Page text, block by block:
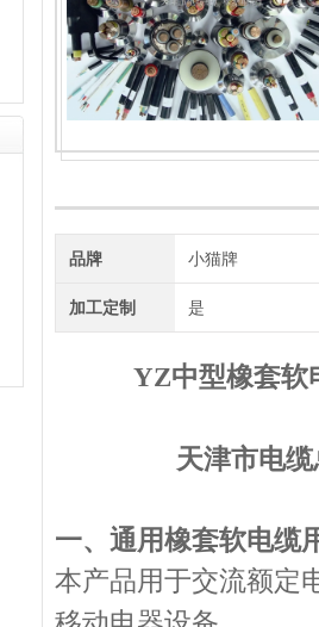
品牌 小猫牌
加工定制 是
YZ中型橡套软
天津市电缆总
一、 通用橡套软电缆
本产品用于交流额定